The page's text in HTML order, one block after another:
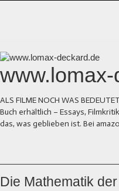
ALS FILME NOCH WAS
Buch erhältlich – Essays,
das, was geblieben ist. Bei
Die Mathematik